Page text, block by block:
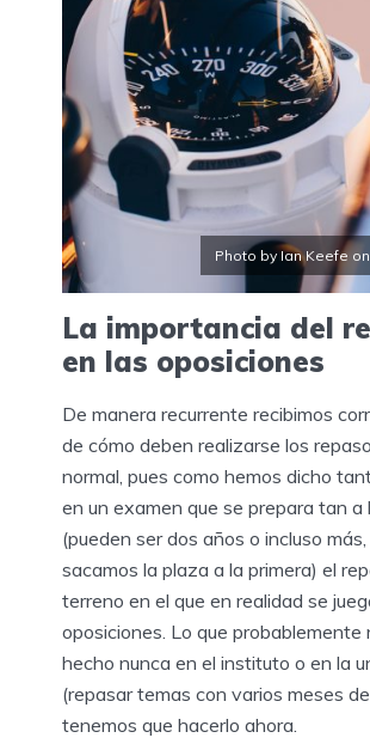
Photo by Ian Keefe
La importancia del
en las oposiciones
De manera recurrente recibimos
de cómo deben realizarse los
normal, pues como hemos dicho
en un examen que se prepara tan a
(pueden ser dos años o incluso más,
sacamos la plaza a la primera) el
terreno en el que en realidad se
oposiciones. Lo que probablemente
hecho nunca en el instituto o en la
(repasar temas con varios meses
tenemos que hacerlo ahora.